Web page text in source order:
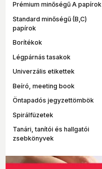
Prémium minőségű A papírok
Standard minőségű (B,C)
papírok
Borítékok
Légpárnás tasakok
Univerzális etikettek
Beíró, meeting book
Öntapadós jegyzettömbök
Spirálfüzetek
Tanári, tanítói és hallgatói
zsebkönyvek